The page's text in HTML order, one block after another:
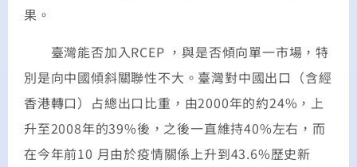
果。
臺灣能否加入RCEP ，與是否傾向單一市場，特
別是向中國傾斜關聯性不大。臺灣對中國出口（含經
香港轉口）占總出口比重，由2000年的約24%，上
升至2008年的39%後，之後一直維持40%左右，而
在今年前10 月由於疫情關係上升到43.6%歷史新